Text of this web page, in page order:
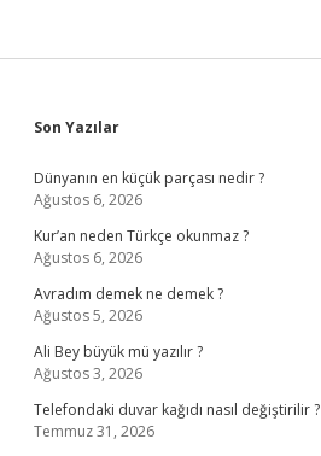
Sidebar
Son Yazılar
Dünyanın en küçük parçası nedir ?
Ağustos 6, 2026
Kur’an neden Türkçe okunmaz ?
Ağustos 6, 2026
Avradım demek ne demek ?
Ağustos 5, 2026
Ali Bey büyük mü yazılır ?
Ağustos 3, 2026
Telefondaki duvar kağıdı nasıl değiştirilir ?
Temmuz 31, 2026